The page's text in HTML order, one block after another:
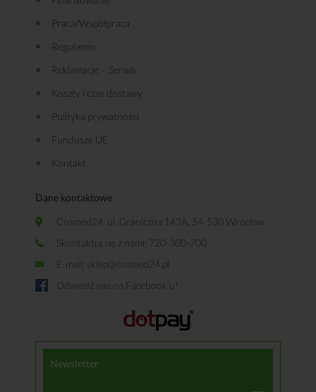
Praca/Współpraca
Regulamin
Reklamacje – Serwis
Koszty i czas dostawy
Polityka prywatności
Fundusze UE
Kontakt
Dane kontaktowe
Cosmed24, ul. Graniczna 143A, 54-530 Wrocław
Skontaktuj się z nami: 720-300-700
E-mail: sklep@cosmed24.pl
Odwiedź nas na Facebook’u!
Newsletter